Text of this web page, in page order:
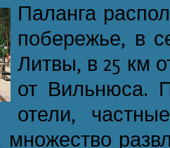
Паланга
побережье, в
Литвы, в 25 км
от Вильнюса.
отели,